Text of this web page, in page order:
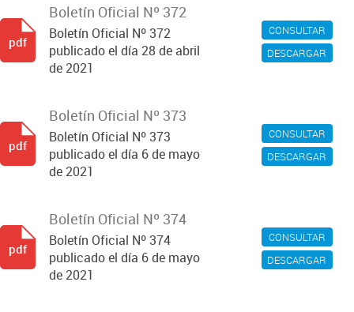
CONSULTAR
DESCARGAR
Boletín Oficial Nº 372
Boletín Oficial Nº 372
publicado el día 28 de abril
de 2021
pdf
CONSULTAR
DESCARGAR
Boletín Oficial Nº 373
Boletín Oficial Nº 373
publicado el día 6 de mayo
de 2021
pdf
CONSULTAR
DESCARGAR
Boletín Oficial Nº 374
Boletín Oficial Nº 374
publicado el día 6 de mayo
de 2021
pdf